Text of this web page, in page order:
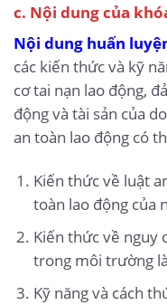
c. Nội dung của
Nội dung huấn
các kiến thức và kỹ
cơ tai nạn lao động,
động và tài sản của
an toàn lao động có
Kiến thức về luật
toàn lao động của
Kiến thức về nguy
trong môi trường
Kỹ năng và cách